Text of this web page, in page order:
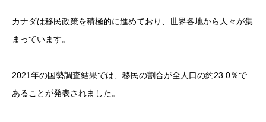
カナダは移民政策を積極的に進めており、世界各地から人々が集
まっています。
2021年の国勢調査結果では、移民の割合が全人口の約23.0％で
あることが発表されました。